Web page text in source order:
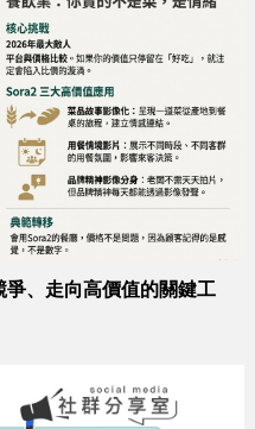
、走向高價值的關鍵工